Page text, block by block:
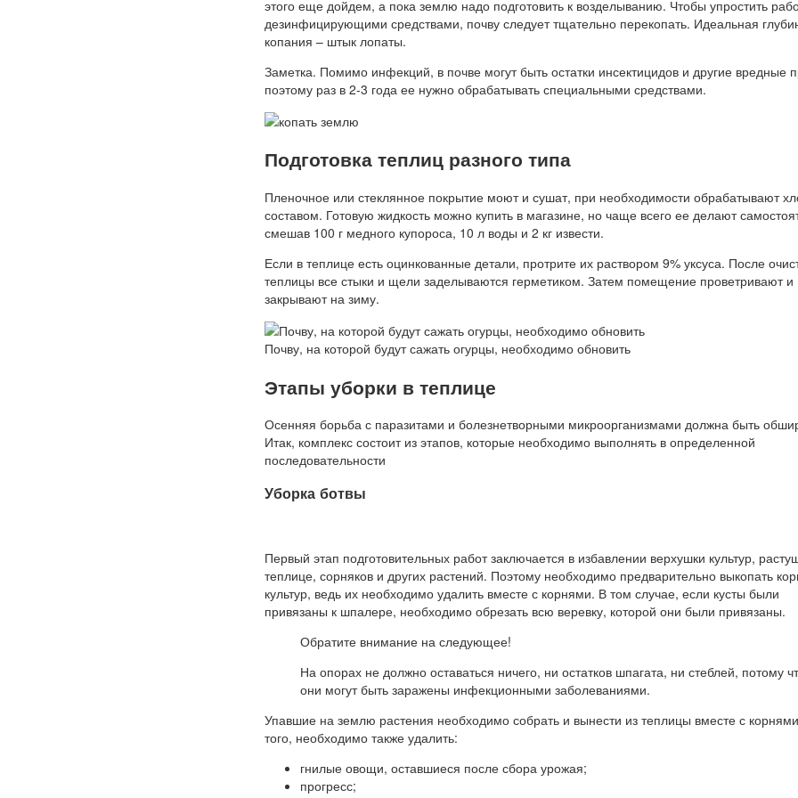
этого еще дойдем, а пока землю надо подготовить к возделыванию. Чтобы упростить
дезинфицирующими средствами, почву следует тщательно перекопать. Идеальная
копания – штык лопаты.
Заметка. Помимо инфекций, в почве могут быть остатки инсектицидов и другие вредные
поэтому раз в 2-3 года ее нужно обрабатывать специальными средствами.
Подготовка теплиц разного типа
Пленочное или стеклянное покрытие моют и сушат, при необходимости обрабатывают
составом. Готовую жидкость можно купить в магазине, но чаще всего ее делают
смешав 100 г медного купороса, 10 л воды и 2 кг извести.
Если в теплице есть оцинкованные детали, протрите их раствором 9% уксуса. После
теплицы все стыки и щели заделываются герметиком. Затем помещение проветривают и
закрывают на зиму.
Почву, на которой будут сажать огурцы, необходимо обновить
Этапы уборки в теплице
Осенняя борьба с паразитами и болезнетворными микроорганизмами должна быть
Итак, комплекс состоит из этапов, которые необходимо выполнять в определенной
последовательности
Уборка ботвы
Первый этап подготовительных работ заключается в избавлении верхушки культур,
теплице, сорняков и других растений. Поэтому необходимо предварительно выкопать
культур, ведь их необходимо удалить вместе с корнями. В том случае, если кусты были
привязаны к шпалере, необходимо обрезать всю веревку, которой они были привязаны.
Обратите внимание на следующее!
На опорах не должно оставаться ничего, ни остатков шпагата, ни стеблей, потому
они могут быть заражены инфекционными заболеваниями.
Упавшие на землю растения необходимо собрать и вынести из теплицы вместе с
того, необходимо также удалить:
гнилые овощи, оставшиеся после сбора урожая;
прогресс;